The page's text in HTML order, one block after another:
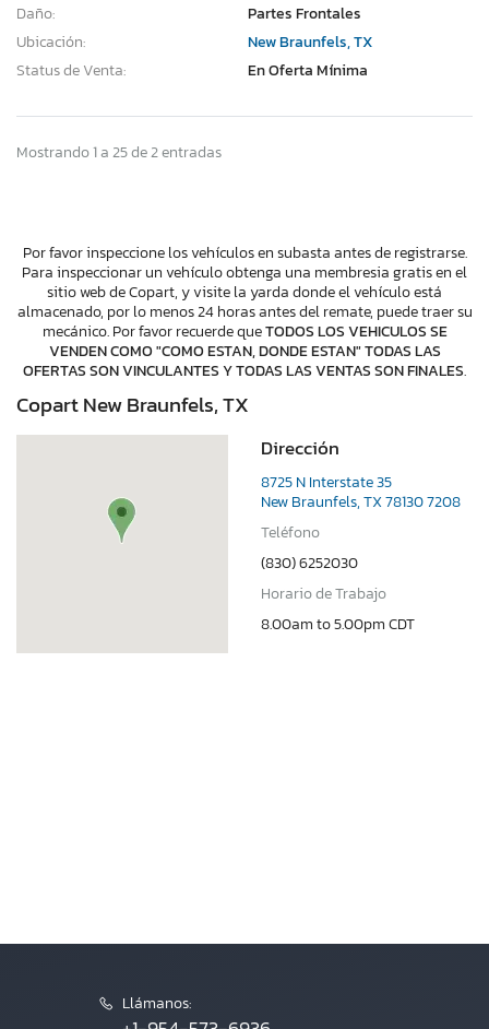
Daño:
Partes Frontales
Ubicación:
New Braunfels, TX
Status de Venta:
En Oferta Mínima
Mostrando 1 a 25 de 2 entradas
Por favor inspeccione los vehículos en subasta antes de registrarse.
Para inspeccionar un vehículo obtenga una membresia gratis en el
sitio web de Copart, y visite la yarda donde el vehículo está
almacenado, por lo menos 24 horas antes del remate, puede traer su
mecánico. Por favor recuerde queTODOS LOS VEHICULOS SE
VENDEN COMO "COMO ESTAN, DONDE ESTAN" TODAS LAS
OFERTAS SON VINCULANTES Y TODAS LAS VENTAS SON FINALES.
Copart New Braunfels, TX
Dirección
8725 N Interstate 35
New Braunfels, TX 78130 7208
Teléfono
(830) 6252030
Horario de Trabajo
8.00am to 5.00pm CDT
Llámanos: